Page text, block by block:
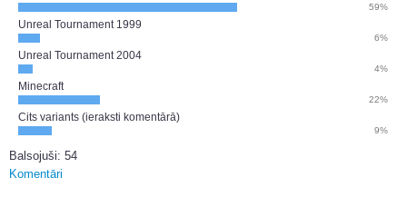
59%
Unreal Tournament 1999
6%
Unreal Tournament 2004
4%
Minecraft
22%
Cits variants (ieraksti komentārā)
9%
Balsojuši: 54
Komentāri